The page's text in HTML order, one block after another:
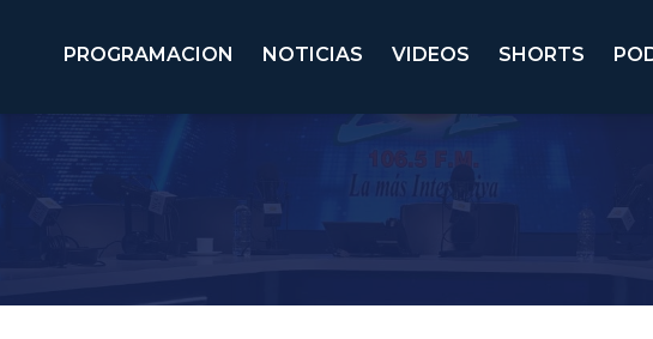
PROGRAMACION NOTICIAS VIDEOS SHORTS